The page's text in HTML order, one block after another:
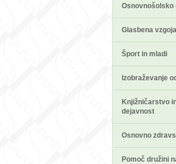
Osnovnošolsko
Glasbena vzgoja
Šport in mladi
Izobraževanje
Knjižničarstvo
dejavnost
Osnovno
Pomoč družini